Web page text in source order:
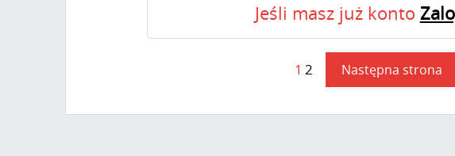
Jeśli masz już konto
1 2 Następna strona